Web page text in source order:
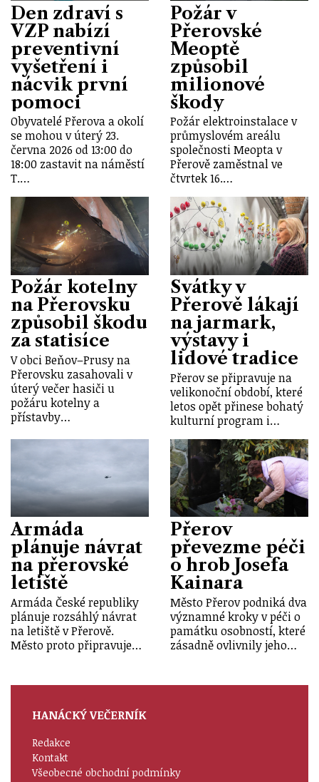
Den zdraví s
VZP nabízí
preventivní
vyšetření i
nácvik první
pomoci
Obyvatelé Přerova a okolí
se mohou v úterý 23.
června 2026 od 13:00 do
18:00 zastavit na náměstí
T.…
Požár v
Přerovské
Meoptě
způsobil
milionové
škody
Požár elektroinstalace v
průmyslovém areálu
společnosti Meopta v
Přerově zaměstnal ve
čtvrtek 16.…
Požár kotelny
na Přerovsku
způsobil škodu
za statisíce
V obci Beňov–Prusy na
Přerovsku zasahovali v
úterý večer hasiči u
požáru kotelny a
přístavby…
Svátky v
Přerově lákají
na jarmark,
výstavy i
lidové tradice
Přerov se připravuje na
velikonoční období, které
letos opět přinese bohatý
kulturní program i…
Armáda
plánuje návrat
na přerovské
letiště
Armáda České republiky
plánuje rozsáhlý návrat
na letiště v Přerově.
Město proto připravuje…
Přerov
převezme péči
o hrob Josefa
Kainara
Město Přerov podniká dva
významné kroky v péči o
památku osobností, které
zásadně ovlivnily jeho…
HANÁCKÝ VEČERNÍK
Redakce
Kontakt
Všeobecné obchodní podmínky